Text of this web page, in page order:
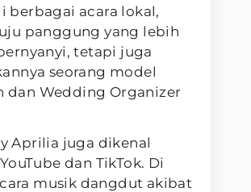
berbagai acara lokal,
panggung yang lebih
tetapi juga
seorang model
dan Wedding Organizer
Aprilia juga dikenal
dan TikTok. Di
musik dangdut akibat